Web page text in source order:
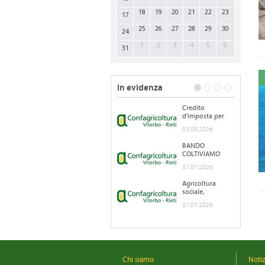
17 18 19 20 21 22 23
24 25 26 27 28 29 30
31 1 2 3 4 5 6
In evidenza
Credito
d’imposta per
gasolio e
imprese agricole
05.08.2026
BANDO
COLTIVIAMO
SOCIALE
31.07.2026
Agricoltura
sociale,
nuovo bando
31.07.2026
Chi siamo